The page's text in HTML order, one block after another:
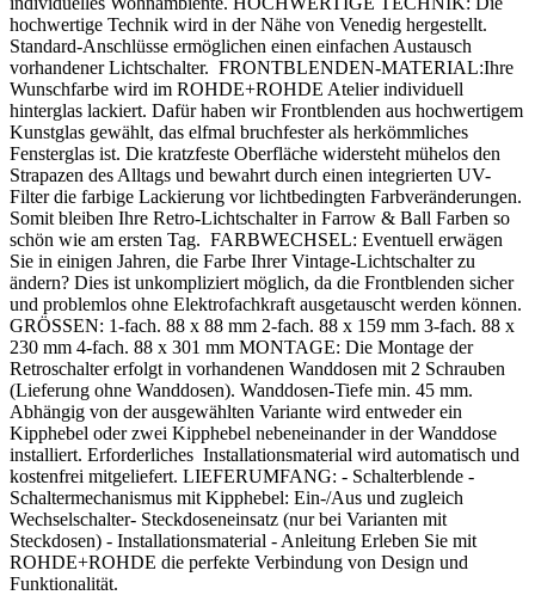
hochwertige Technik wird in der Nähe von Venedig hergestellt.
Standard-Anschlüsse ermöglichen einen einfachen Austausch
vorhandener Lichtschalter. FRONTBLENDEN-MATERIAL:Ihre
Wunschfarbe wird im ROHDE+ROHDE Atelier individuell
hinterglas lackiert. Dafür haben wir Frontblenden aus hochwertigem
Kunstglas gewählt, das elfmal bruchfester als herkömmliches
Fensterglas ist. Die kratzfeste Oberfläche widersteht mühelos den
Strapazen des Alltags und bewahrt durch einen integrierten UV-
Filter die farbige Lackierung vor lichtbedingten Farbveränderungen.
Somit bleiben Ihre Retro-Lichtschalter in Farrow & Ball Farben so
schön wie am ersten Tag. FARBWECHSEL: Eventuell erwägen
Sie in einigen Jahren, die Farbe Ihrer Vintage-Lichtschalter zu
ändern? Dies ist unkompliziert möglich, da die Frontblenden sicher
und problemlos ohne Elektrofachkraft ausgetauscht werden können.
GRÖSSEN: 1-fach. 88 x 88 mm 2-fach. 88 x 159 mm 3-fach. 88 x
230 mm 4-fach. 88 x 301 mm MONTAGE: Die Montage der
Retroschalter erfolgt in vorhandenen Wanddosen mit 2 Schrauben
(Lieferung ohne Wanddosen). Wanddosen-Tiefe min. 45 mm.
Abhängig von der ausgewählten Variante wird entweder ein
Kipphebel oder zwei Kipphebel nebeneinander in der Wanddose
installiert. Erforderliches Installationsmaterial wird automatisch und
kostenfrei mitgeliefert. LIEFERUMFANG: - Schalterblende -
Schaltermechanismus mit Kipphebel: Ein-/Aus und zugleich
Wechselschalter- Steckdoseneinsatz (nur bei Varianten mit
Steckdosen) - Installationsmaterial - Anleitung Erleben Sie mit
ROHDE+ROHDE die perfekte Verbindung von Design und
Funktionalität.